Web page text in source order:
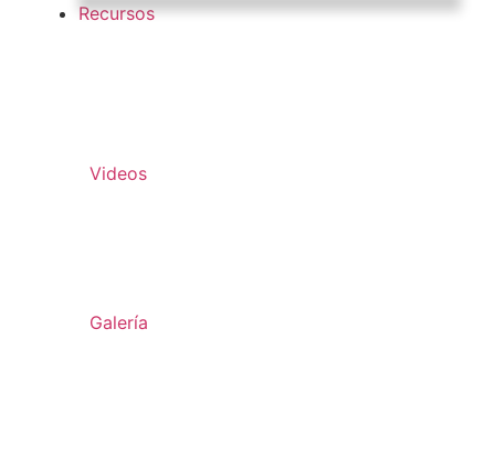
Recursos
Videos
Galería